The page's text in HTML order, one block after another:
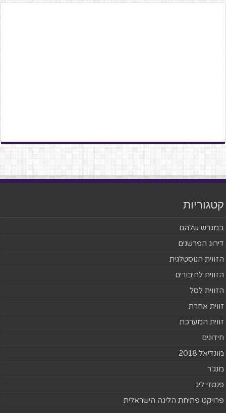
קטגוריות
במגרש שלהם
דירוג הפרשנים
הזווית הנוסטלגית
הזווית לחיבורים
הזווית לסל
זווית אחרת
זווית המערכת
חידונים
מונדיאל 2018
מנג'ר
פנטזי ליג
פרויקט פתיחת הליגה הישראלית